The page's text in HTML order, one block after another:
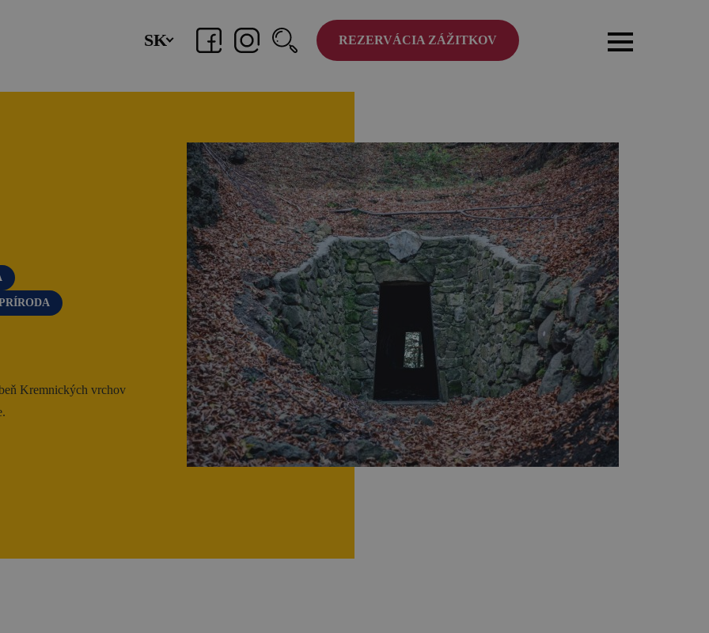
SK REZERVÁCIA ZÁŽITKOV
MÚZPAS = 8 kultúrnych zážitkov s 1
Novinky a podujatia
Novinky
OOCR
Zverejnené dokumenty
Kremnických vrchov